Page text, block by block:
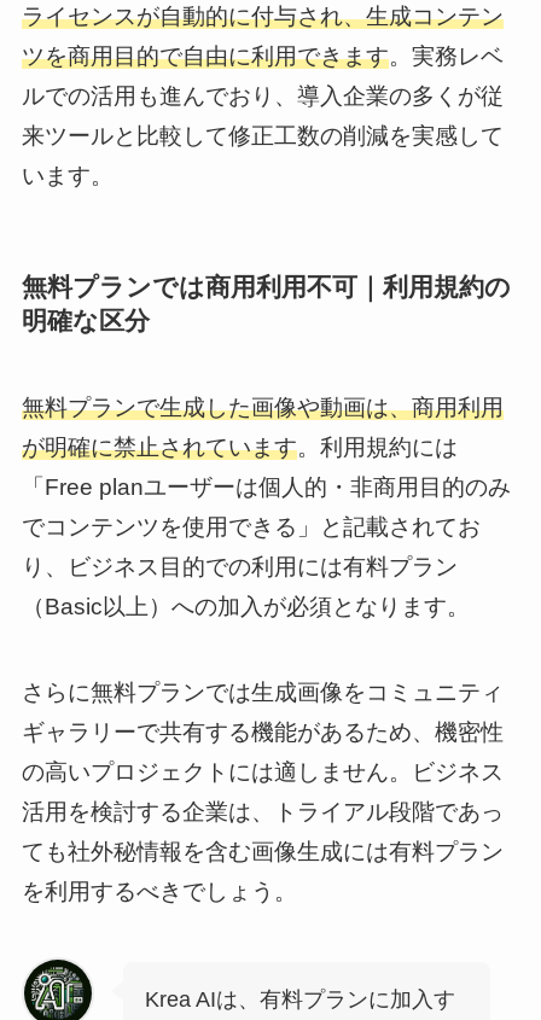
ライセンスが自動的に付与され、生成コンテン
ツを商用目的で自由に利用できます。実務レベ
ルでの活用も進んでおり、導入企業の多くが従
来ツールと比較して修正工数の削減を実感して
います。
無料プランでは商用利用不可｜利用規約の
明確な区分
無料プランで生成した画像や動画は、商用利用
が明確に禁止されています。利用規約には
「Free planユーザーは個人的・非商用目的のみ
でコンテンツを使用できる」と記載されてお
り、ビジネス目的での利用には有料プラン
（Basic以上）への加入が必須となります。
さらに無料プランでは生成画像をコミュニティ
ギャラリーで共有する機能があるため、機密性
の高いプロジェクトには適しません。ビジネス
活用を検討する企業は、トライアル段階であっ
ても社外秘情報を含む画像生成には有料プラン
を利用するべきでしょう。
Krea AIは、有料プランに加入す